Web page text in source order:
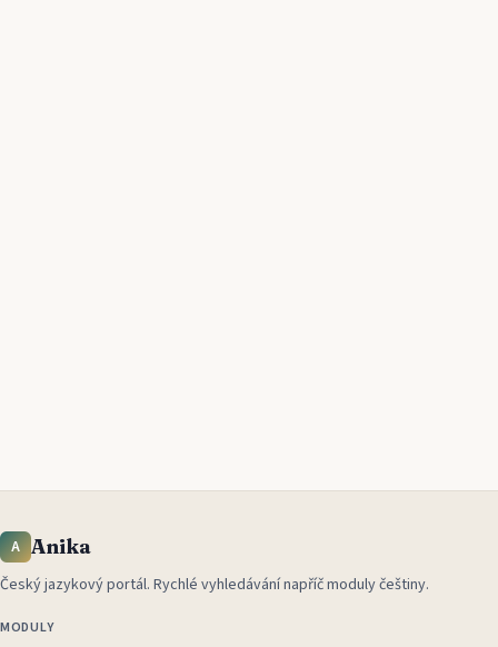
A Anika
Český jazykový portál. Rychlé vyhledávání napříč moduly češtiny.
MODULY